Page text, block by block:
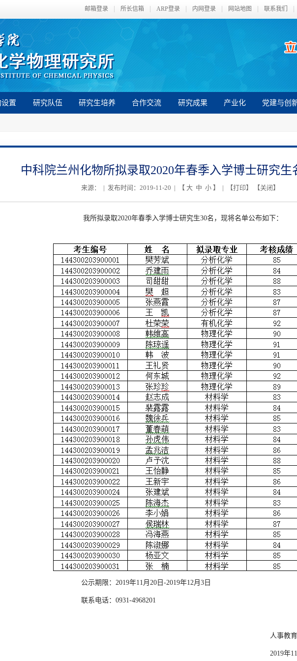
邮箱登录 所长信箱 ARP登录 内网登录 网站地图 联系我们
置 研究队伍 研究生培养 合作交流 研究成果 产业化 党建与创
中科院兰州化物所拟录取2020年春季入学博士研究生
来源： | 发布时间：2019-11-20 | 【 大 中 小】 | 【打印】 【关闭 】
我所拟录取2020年春季入学博士研究生30名，现将名单公布如下：
公示期限： 2019年11月 20 日 -2019年12月 3 日
联系电话： 0931-4968201
人事教
2019年11